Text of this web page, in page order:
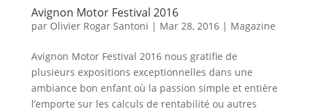
Avignon Motor Festival 2016
par Olivier Rogar Santoni | Mar 28, 2016| Magazine
Avignon Motor Festival 2016 nous gratifie de
plusieurs expositions exceptionnelles dans une
ambiance bon enfant où la passion simple et entière
l’emporte sur les calculs de rentabilité ou autres